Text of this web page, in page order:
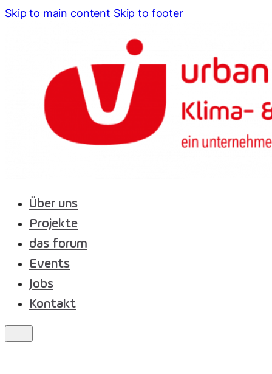
Skip to main content Skip to footer
Über uns
Projekte
das forum
Events
Jobs
Kontakt